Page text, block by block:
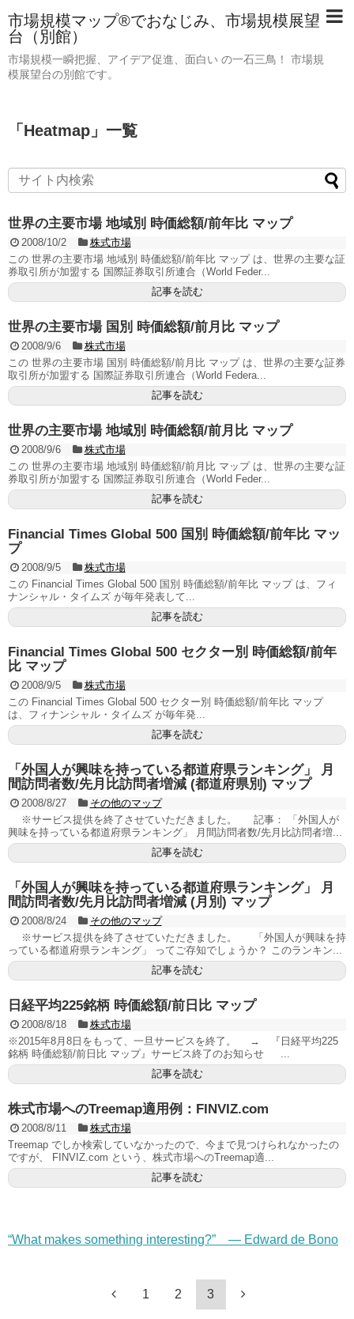
市場規模マップ®でおなじみ、市場規模展望
台（別館）
市場規模一瞬把握、アイデア促進、面白い の一石三鳥！ 市場規
模展望台の別館です。
「 Heatmap 」 一覧
世界の主要市場 地域別 時価総額/前年比 マップ
2008/10/2
株式市場
この 世界の主要市場 地域別 時価総額/前年比 マップ は、世界の主要な証
券取引所が加盟する 国際証券取引所連合（World Feder...
記事を読む
世界の主要市場 国別 時価総額/前月比 マップ
2008/9/6
株式市場
この 世界の主要市場 国別 時価総額/前月比 マップ は、世界の主要な証券
取引所が加盟する 国際証券取引所連合（World Federa...
記事を読む
世界の主要市場 地域別 時価総額/前月比 マップ
2008/9/6
株式市場
この 世界の主要市場 地域別 時価総額/前月比 マップ は、世界の主要な証
券取引所が加盟する 国際証券取引所連合（World Feder...
記事を読む
Financial Times Global 500 国別 時価総額/前年比 マッ
プ
2008/9/5
株式市場
この Financial Times Global 500 国別 時価総額/前年比 マップ は、フィ
ナンシャル・タイムズ が毎年発表して...
記事を読む
Financial Times Global 500 セクター別 時価総額/前年
比 マップ
2008/9/5
株式市場
この Financial Times Global 500 セクター別 時価総額/前年比 マップ
は、フィナンシャル・タイムズ が毎年発...
記事を読む
「外国人が興味を持っている都道府県ランキング」 月
間訪問者数/先月比訪問者増減 (都道府県別) マップ
2008/8/27
その他のマップ
※サービス提供を終了させていただきました。 記事： 「外国人が
興味を持っている都道府県ランキング」 月間訪問者数/先月比訪問者増...
記事を読む
「外国人が興味を持っている都道府県ランキング」 月
間訪問者数/先月比訪問者増減 (月別) マップ
2008/8/24
その他のマップ
※サービス提供を終了させていただきました。 「外国人が興味を持
っている都道府県ランキング」 ってご存知でしょうか？ このランキン...
記事を読む
日経平均225銘柄 時価総額/前日比 マップ
2008/8/18
株式市場
※2015年8月8日をもって、一旦サービスを終了。 → 『日経平均225
銘柄 時価総額/前日比 マップ』サービス終了のお知らせ ...
記事を読む
株式市場へのTreemap適用例：FINVIZ.com
2008/8/11
株式市場
Treemap でしか検索していなかったので、今まで見つけられなかったの
ですが、 FINVIZ.com という、株式市場へのTreemap適...
記事を読む
“What makes something interesting?” — Edward de Bono
1 2 3